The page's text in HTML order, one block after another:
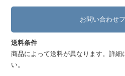
お問い合わせ
送料条件
商品によって送料が異なります。詳細
い。